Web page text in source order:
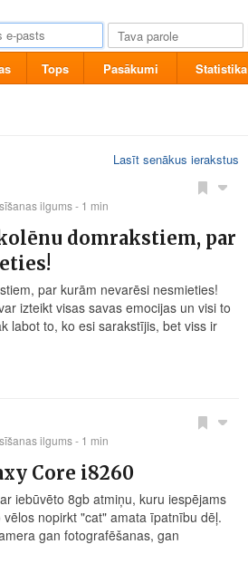
Tops Pasākumi Statistika
Lasīt senākus ierakstus
ilgums - 1 min
domrakstiem, par
par kurām nevarēsi nesmieties!
izteikt visas savas emocijas un visi to
labot to, ko esi sarakstījis, bet viss ir
ilgums - 1 min
Core i8260
iebūvēto 8gb atmiņu, kuru iespējams
nopirkt "cat" amata īpatnību dēļ.
gan fotografēšanas, gan